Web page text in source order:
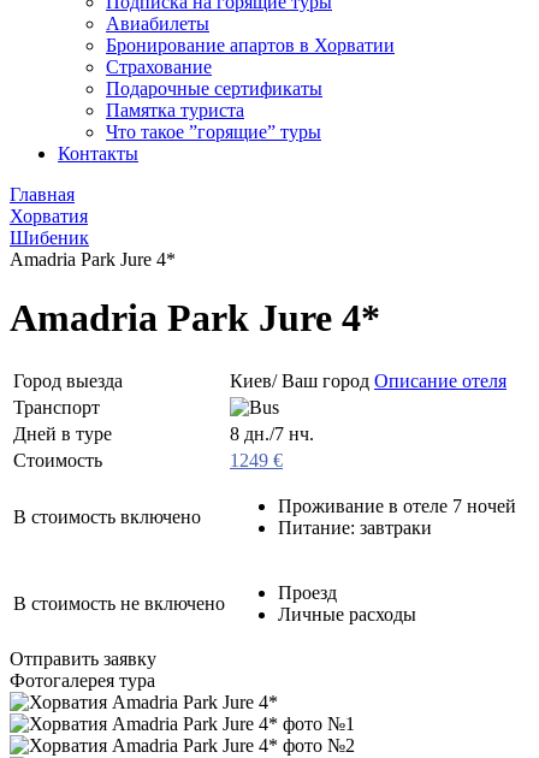
Авиабилеты
Бронирование апартов в Хорватии
Страхование
Подарочные сертификаты
Памятка туриста
Что такое ”горящие” туры
Контакты
Главная
Хорватия
Шибеник
Amadria Park Jure 4*
Amadria Park Jure 4*
Город выезда Киев/ Ваш город Описание отеля
Транспорт
Дней в туре
8 дн./7 нч.
Стоимость
1249 €
В стоимость включено
Проживание в отеле 7 ночей
Питание: завтраки
В стоимость не включено
Проезд
Личные расходы
Отправить заявку
Фотогалерея тура